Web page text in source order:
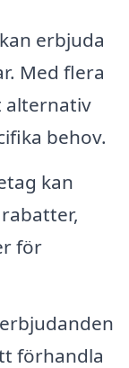
erbjuda
Med flera
alternativ
behov.
kan
för
förhandla